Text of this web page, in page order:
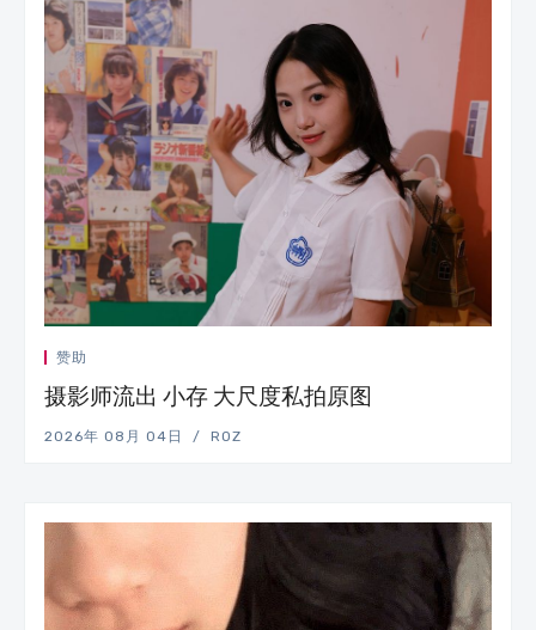
赞助
摄影师流出 小存 大尺度私拍原图
2026年 08月 04日 ROZ